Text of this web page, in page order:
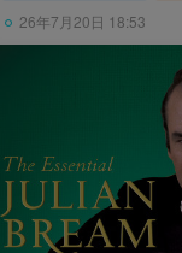
久石让,Music Future Band – 久石让指挥极简音乐 – 音乐未来 VI (2.8MHz DSD)
26年7月20日 18:53